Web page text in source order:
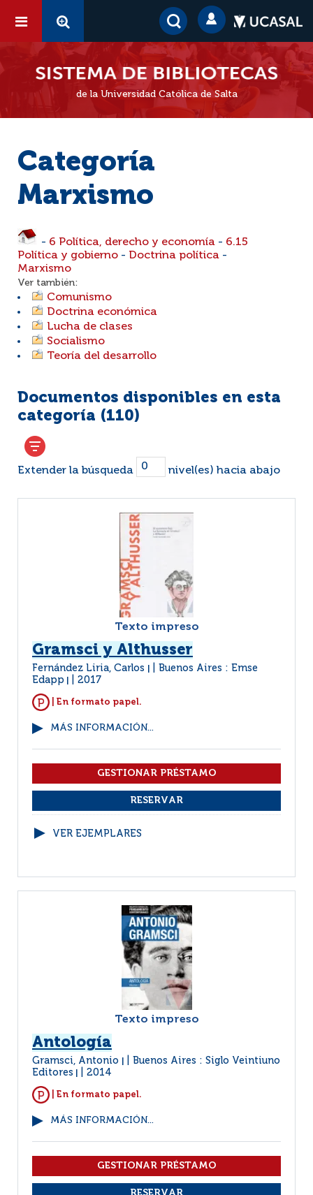
de la Universidad Católica de Salta
Categoría
Marxismo
- 6 Política, derecho y economía - 6.15
Política y gobierno - Doctrina política -
Marxismo
Ver también:
Comunismo
Doctrina económica
Lucha de clases
Socialismo
Teoría del desarrollo
Documentos disponibles en esta
categoría (110)
Extender la búsqueda nivel(es) hacia abajo
Texto impreso
Gramsci y Althusser
Fernández Liria, Carlos
Buenos Aires : Emse
Edapp
2017
| En formato papel.
MÁS INFORMACIÓN...
VER EJEMPLARES
Texto impreso
Antología
Gramsci, Antonio
Buenos Aires : Siglo Veintiuno
Editores
2014
| En formato papel.
MÁS INFORMACIÓN...